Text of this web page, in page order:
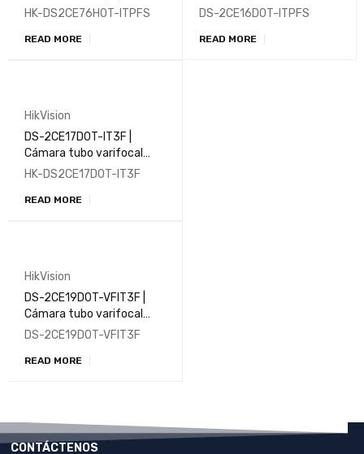
interiores con audio de
HK-DS2CE76H0T-ITPFS
READ MORE
audio de 2MP
DS-2CE16D0T-ITPFS
READ MORE
HikVision
DS-2CE17D0T-IT3F |
Cámara tubo varifocal
manual de 2MP
HK-DS2CE17D0T-IT3F
READ MORE
HikVision
DS-2CE19D0T-VFIT3F |
Cámara tubo varifocal
manual de 2MP
DS-2CE19D0T-VFIT3F
READ MORE
CONTÁCTENOS